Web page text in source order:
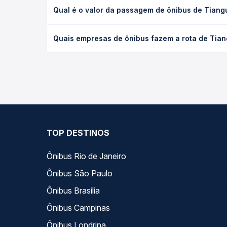
e as condições de tráfego. Na Quero Passagem
Qual é o valor da passagem de ônibus de
e a antecedência da compra. Na Quero
Quais empresas de ônibus fazem a rota de
TOP DESTINOS
Ônibus Rio de Janeiro
Ônibus São Paulo
Ônibus Brasília
Ônibus Campinas
Ônibus Londrina